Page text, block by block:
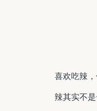
喜欢吃辣
辣其实不